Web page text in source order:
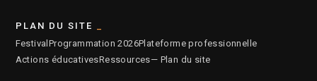
PLAN DU SITE
Festival Programmation 2026Plateforme professionnelle
Actions éducativesRessources— Plan du site